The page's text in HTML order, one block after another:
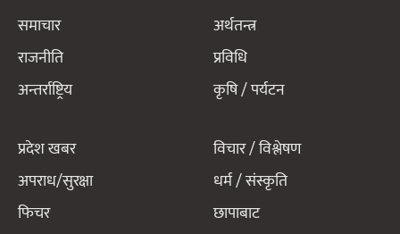
समाचार
राजनीति
अन्तर्राष्ट्रिय
अर्थतन्त्र
प्रविधि
कृषि / पर्यटन
प्रदेश खबर
अपराध/सुरक्षा
फिचर
विचार / विश्लेषण
धर्म / संस्कृति
छापाबाट